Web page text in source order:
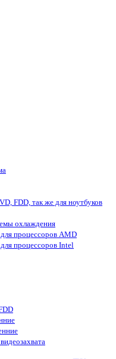
FDD, так же для ноутбуков
охлаждения
процессоров AMD
процессоров Intel